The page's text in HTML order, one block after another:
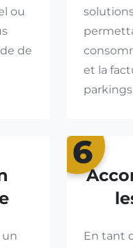
ou
de
et la
un
6
En tant